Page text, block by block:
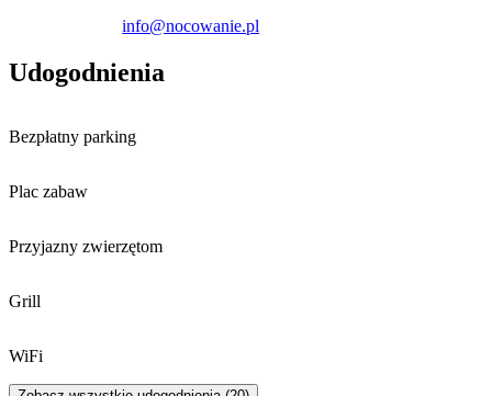
info@nocowanie.pl
Udogodnienia
Bezpłatny parking
Plac zabaw
Przyjazny zwierzętom
Grill
WiFi